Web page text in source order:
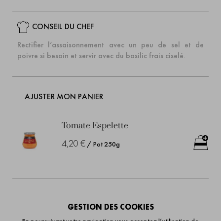
GESTION DES COOKIES
CONSEIL DU CHEF
Rectifier l’assaisonnement avec un peu de sel et de
poivre si besoin et servir avec du basilic frais ciselé.
AJUSTER MON PANIER
Tomate Espelette
4,20 € / Pot 250g